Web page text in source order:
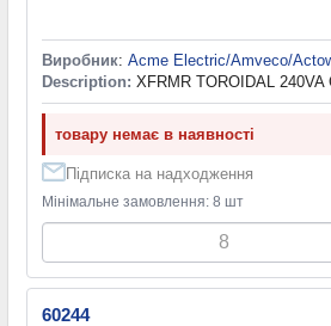
Виробник: Acme Electric/Amveco/
Description: XFRMR TOROIDAL 240VA
товару немає в наявності
Підписка на надходження
Мінімальне замовлення: 8 шт
60244